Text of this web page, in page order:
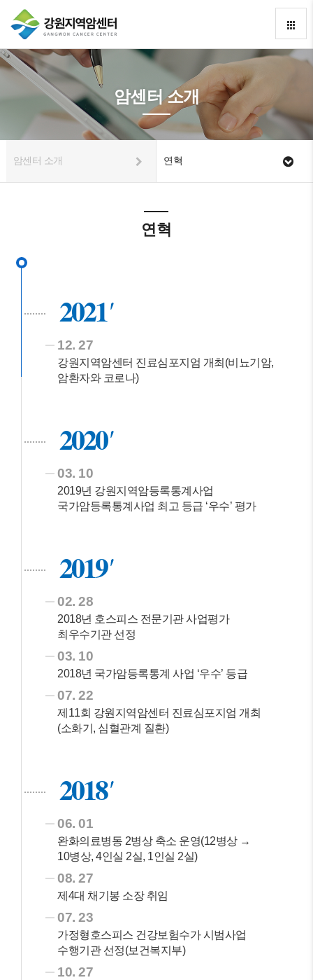
암센터 소개
암센터 소개 연혁
연혁
2021
12. 27
강원지역암센터 진료심포지엄 개최(비뇨기암,
암환자와 코로나)
2020
03. 10
2019년 강원지역암등록통계사업
국가암등록통계사업 최고 등급 ‘우수’ 평가
2019
02. 28
2018년 호스피스 전문기관 사업평가
최우수기관 선정
03. 10
2018년 국가암등록통계 사업 ‘우수’ 등급
07. 22
제11회 강원지역암센터 진료심포지엄 개최
(소화기, 심혈관계 질환)
2018
06. 01
완화의료병동 2병상 축소 운영(12병상 →
10병상, 4인실 2실, 1인실 2실)
08. 27
제4대 채기봉 소장 취임
07. 23
가정형호스피스 건강보험수가 시범사업
수행기관 선정(보건복지부)
10. 27